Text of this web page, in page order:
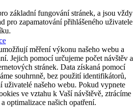
základní fungování stránek, a jsou vždy
pro zapamatování přihlášeného uživatele
měření výkonu našeho webu a
Jejich pomocí určujeme počet návštěv a
stránek. Data získaná pomocí
souhrnně, bez použití identifikátorů,
uživatelé našeho webu. Pokud vypnete
ve vztahu k Vaší návštěvě, ztrácíme
optimalizace našich opatření.